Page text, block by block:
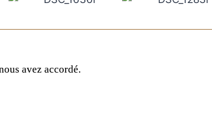
avez accordé.